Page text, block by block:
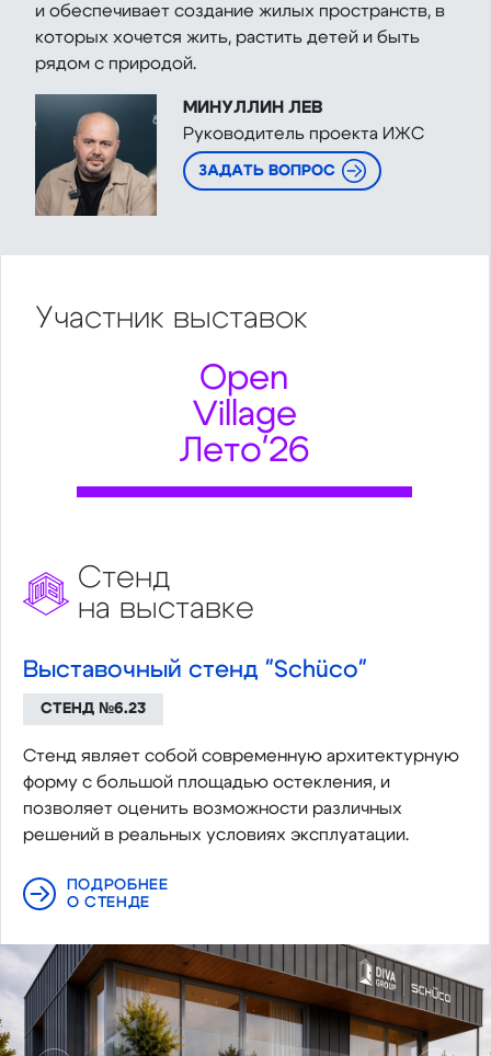
и обеспечивает создание жилых пространств, в
которых хочется жить, растить детей и быть
рядом с природой.
МИНУЛЛИН ЛЕВ
Руководитель проекта ИЖС
ЗАДАТЬ ВОПРОС
Участник выставок
Open
Village
Лето'26
Стенд
на выставке
Выставочный стенд "Schüco"
СТЕНД №6.23
Стенд являет собой современную архитектурную
форму с большой площадью остекления, и
позволяет оценить возможности различных
решений в реальных условиях эксплуатации.
ПОДРОБНЕЕ
О СТЕНДЕ